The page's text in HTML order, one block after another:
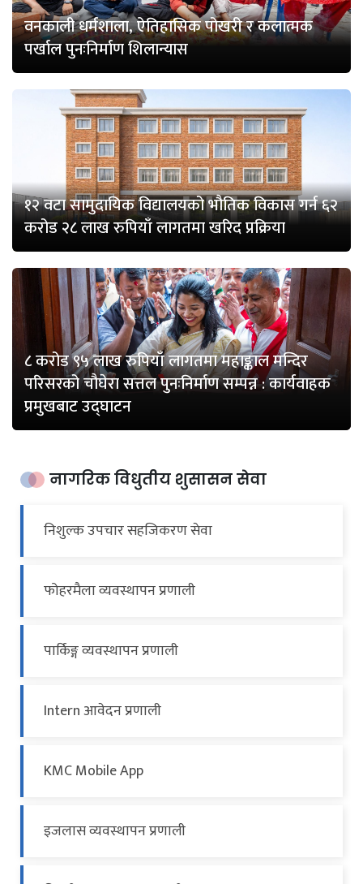
वनकाली धर्मशाला, ऐतिहासिक पोखरी र कलात्मक
पर्खाल पुनःनिर्माण शिलान्यास
१२ वटा सामुदायिक विद्यालयको भौतिक विकास गर्न ६२
करोड २८ लाख रुपियाँ लागतमा खरिद प्रक्रिया
८ करोड ९५ लाख रुपियाँ लागतमा महाङ्काल मन्दिर
परिसरको चौघेरा सत्तल पुनःनिर्माण सम्पन्न : कार्यवाहक
प्रमुखबाट उद्घाटन
नागरिक विधुतीय शुसासन सेवा
निशुल्क उपचार सहजिकरण सेवा
फोहरमैला व्यवस्थापन प्रणाली
पार्किङ्ग व्यवस्थापन प्रणाली
Intern आवेदन प्रणाली
KMC Mobile App
इजलास व्यवस्थापन प्रणाली